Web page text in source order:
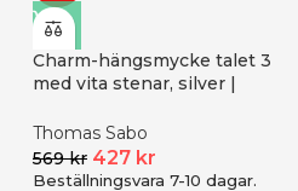
Charm-hängsmycke talet 3
med vita stenar, silver |
Thomas Sabo
569kr 427 kr
Beställningsvara 7-10 dagar.